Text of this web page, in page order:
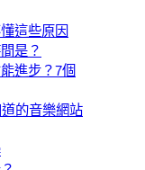
這些原因
是？
進步？7個
的音樂網站